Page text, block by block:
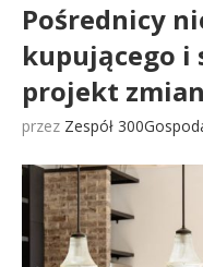
Pośrednicy
kupującego i
projekt zmian
przez Zespół